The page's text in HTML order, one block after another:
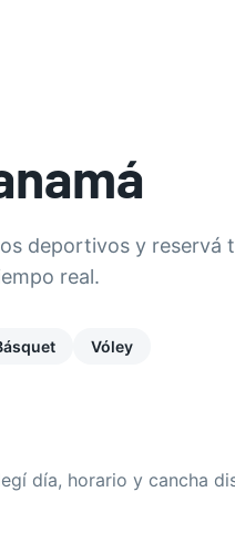
deportivos y reservá
real.
Vóley
día, horario y cancha